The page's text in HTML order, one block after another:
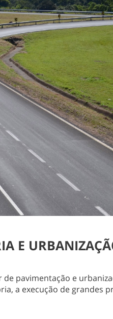
E
pavimentação e
a execução de grandes